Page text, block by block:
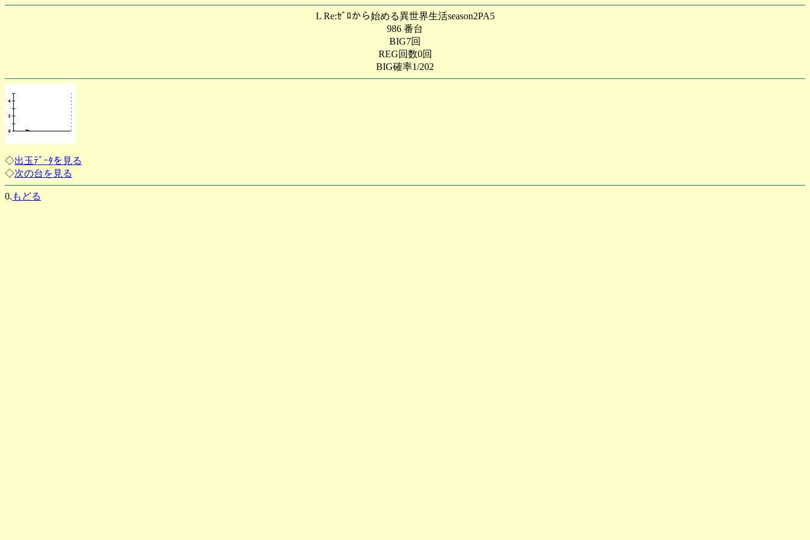
L Re:ｾﾞﾛから始める異世界生活season2PA5
986 番台
BIG7回
REG回数0回
BIG確率1/202
◇出玉ﾃﾞｰﾀを見る
◇次の台を見る
0. もどる